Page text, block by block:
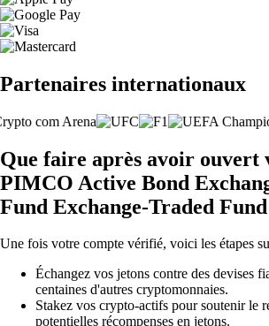
Partenaires internationaux
Que faire après avoir ouvert
PIMCO Active Bond
Fund Exchange-Traded Fund
Une fois votre compte vérifié, voici les étapes
Échangez vos jetons contre des devises
centaines d'autres cryptomonnaies.
Stakez vos crypto-actifs pour soutenir le
potentielles récompenses en jetons.